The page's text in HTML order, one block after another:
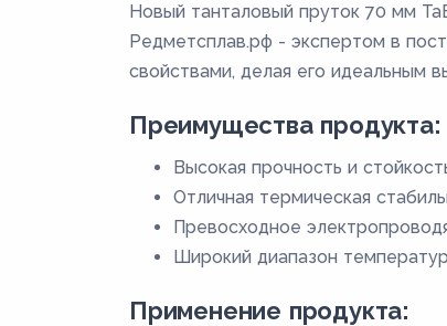
Новый танталовый пруток 70 мм
Редметсплав.рф - экспертом в
свойствами, делая его идеальным
Преимущества продукта:
Высокая прочность и
Отличная термическая
Превосходное
Широкий диапазон
Применение продукта: